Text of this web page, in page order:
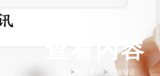
查看内容
> > 行业知识